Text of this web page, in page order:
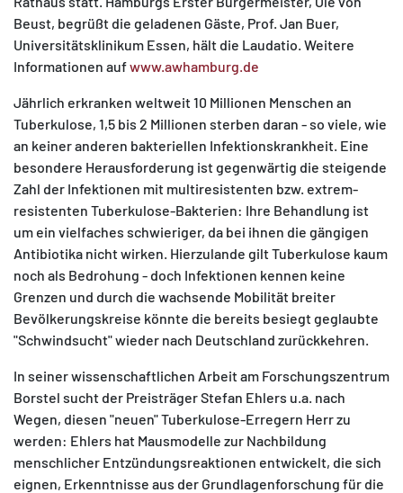
Beust, begrüßt die geladenen Gäste, Prof. Jan Buer,
Universitätsklinikum Essen, hält die Laudatio. Weitere
Informationen aufwww.awhamburg.de
Jährlich erkranken weltweit 10 Millionen Menschen an
Tuberkulose, 1,5 bis 2 Millionen sterben daran - so viele, wie
an keiner anderen bakteriellen Infektionskrankheit. Eine
besondere Herausforderung ist gegenwärtig die steigende
Zahl der Infektionen mit multiresistenten bzw. extrem-
resistenten Tuberkulose-Bakterien: Ihre Behandlung ist
um ein vielfaches schwieriger, da bei ihnen die gängigen
Antibiotika nicht wirken. Hierzulande gilt Tuberkulose kaum
noch als Bedrohung - doch Infektionen kennen keine
Grenzen und durch die wachsende Mobilität breiter
Bevölkerungskreise könnte die bereits besiegt geglaubte
"Schwindsucht" wieder nach Deutschland zurückkehren.
In seiner wissenschaftlichen Arbeit am Forschungszentrum
Borstel sucht der Preisträger Stefan Ehlers u.a. nach
Wegen, diesen "neuen" Tuberkulose-Erregern Herr zu
werden: Ehlers hat Mausmodelle zur Nachbildung
menschlicher Entzündungsreaktionen entwickelt, die sich
eignen, Erkenntnisse aus der Grundlagenforschung für die